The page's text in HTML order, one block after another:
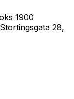
1900
28,